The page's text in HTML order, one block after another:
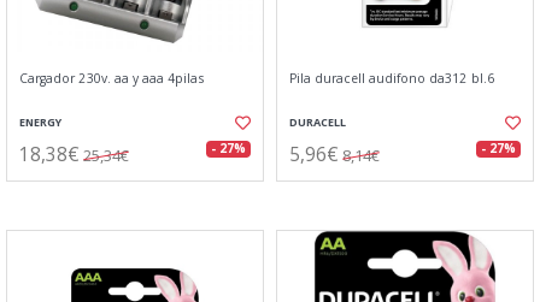
Cargador 230v. aa y aaa 4pilas
ENERGY
18,38€ 25,34€ - 27%
Pila duracell audifono da312 bl.6
DURACELL
5,96€ 8,14€ - 27%